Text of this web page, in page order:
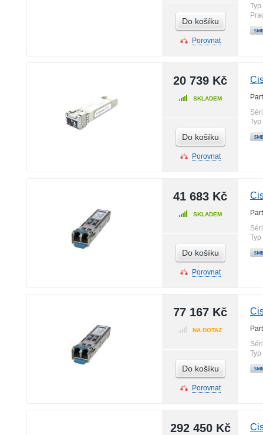
Do košíku
Porovnat
20 739 Kč
SKLADEM
Do košíku
Porovnat
41 683 Kč
SKLADEM
Do košíku
Porovnat
77 167 Kč
NA DOTAZ
Do košíku
Porovnat
292 450 Kč